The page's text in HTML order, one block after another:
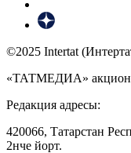
©2025 Intertat
«ТАТМЕДИА»
Редакция адресы:
420066, Татарстан
2нче йорт.